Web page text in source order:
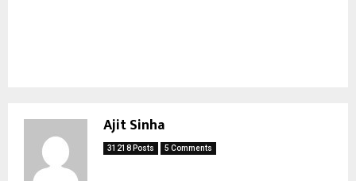
Ajit Sinha
31218 Posts 5 Comments